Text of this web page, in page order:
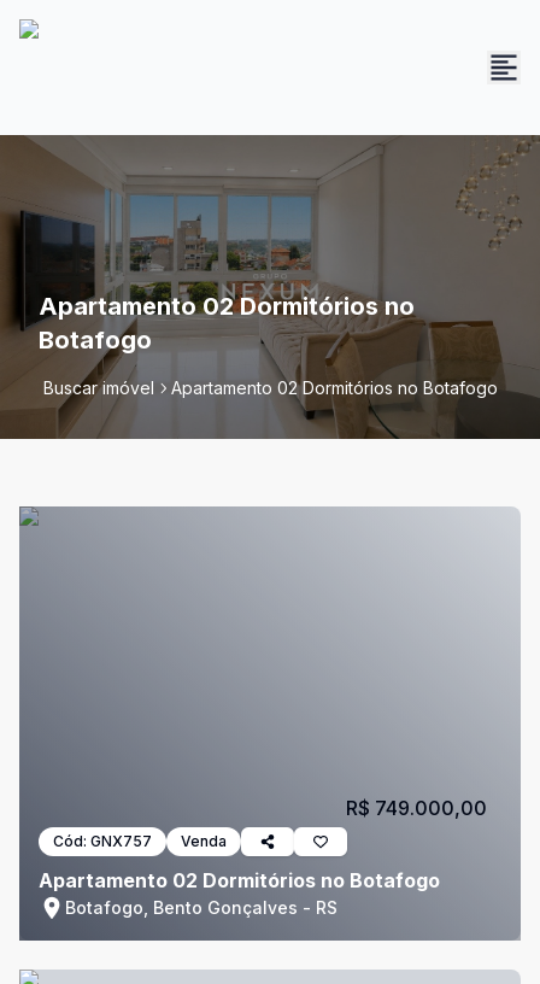
Apartamento 02 Dormitórios no
Botafogo
Buscar imóvel Apartamento 02 Dormitórios no Botafogo
Cód: GNX757 Venda
Apartamento 02 Dormitórios no Botafogo
Botafogo, Bento Gonçalves - RS
R$ 749.000,00